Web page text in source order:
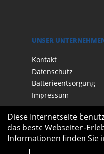
UNSER
Kontakt
Datenschutz
Batterieentsorgung
Impressum
Diese Internetseite
das beste Webseiten-
Informationen finden Sie